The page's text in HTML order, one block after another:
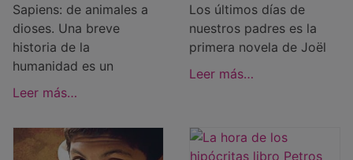
Sapiens: de animales a
dioses. Una breve
historia de la
humanidad es un
Leer más…
Los últimos días de
nuestros padres es la
primera novela de Joël
Leer más…